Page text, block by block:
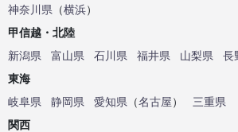
神奈川県 （横浜）
甲信越・北陸
新潟県
富山県 石川県 福井県 山梨県
長
東海
岐阜県
静岡県 愛知県 （名古屋）
三重県
関西